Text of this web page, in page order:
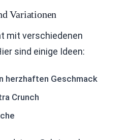
Variationen
mit verschiedenen
sind einige Ideen:
herzhaften Geschmack
Crunch